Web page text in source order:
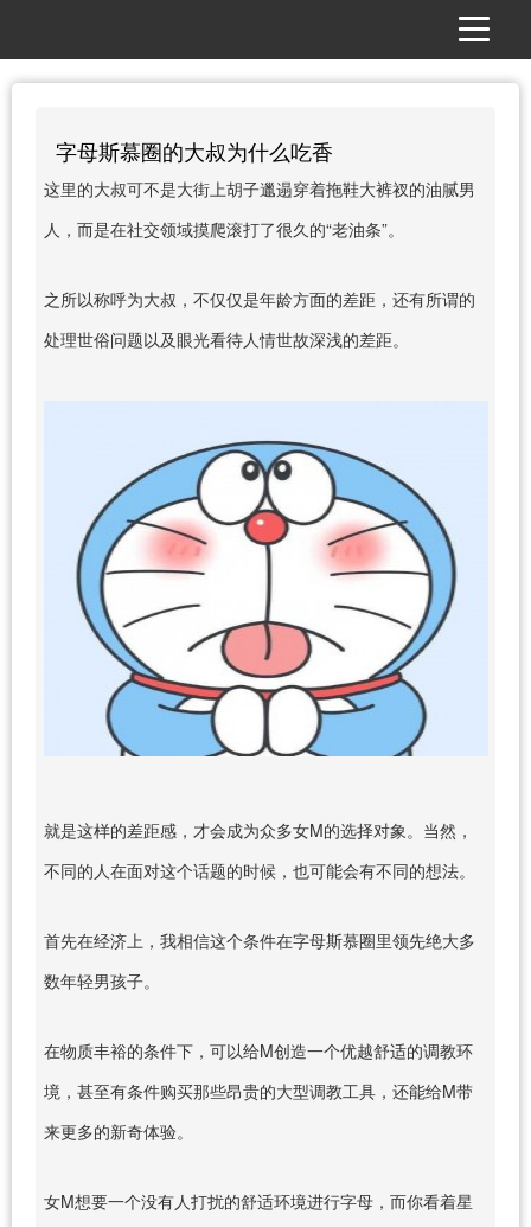
字母斯慕圈的大叔为什么吃香
这里的大叔可不是大街上胡子邋遢穿着拖鞋大裤衩的油腻男
人，而是在社交领域摸爬滚打了很久的“老油条”。
之所以称呼为大叔，不仅仅是年龄方面的差距，还有所谓的
处理世俗问题以及眼光看待人情世故深浅的差距。
就是这样的差距感，才会成为众多女M的选择对象。当然，
不同的人在面对这个话题的时候，也可能会有不同的想法。
首先在经济上，我相信这个条件在字母斯慕圈里领先绝大多
数年轻男孩子。
在物质丰裕的条件下，可以给M创造一个优越舒适的调教环
境，甚至有条件购买那些昂贵的大型调教工具，还能给M带
来更多的新奇体验。
女M想要一个没有人打扰的舒适环境进行字母，而你看着星